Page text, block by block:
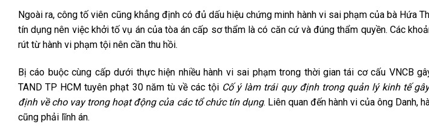
Ngoài ra, công tố viên cũng khẳng định có đủ dấu hiệu chứng minh hành vi sai phạm của bà Hứa
tín dụng nên việc khởi tố vụ án của tòa án cấp sơ thẩm là có căn cứ và đúng thẩm quyền. Các
rút từ hành vi phạm tội nên cần thu hồi.
Bị cáo buộc cùng cấp dưới thực hiện nhiều hành vi sai phạm trong thời gian tái cơ cấu VNCB
TAND TP HCM tuyên phạt 30 năm tù về các tội Cố ý làm trái quy định trong quản lý kinh tế
định về cho vay trong hoạt động của các tổ chức tín dụng. Liên quan đến hành vi của ông Danh,
cũng phải lĩnh án.